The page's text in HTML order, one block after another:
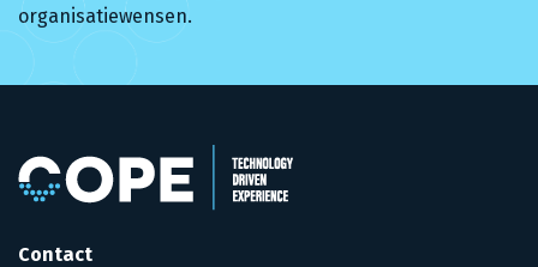
organisatiewensen.
Contact